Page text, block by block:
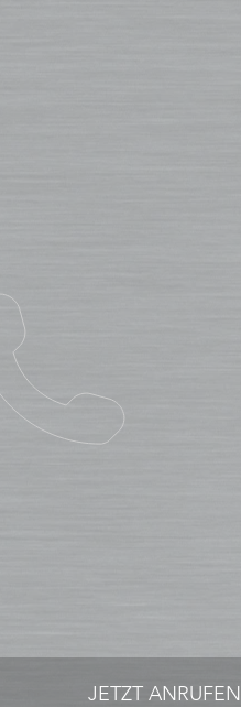
JETZT ANRUFEN